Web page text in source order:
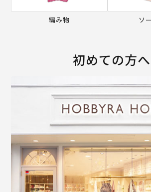
編み物 ソ
初めての方へ